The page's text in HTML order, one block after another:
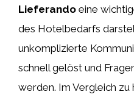
Lieferando eine
des Hotelbedarfs
unkomplizierte
schnell gelöst und
werden. Im Vergleich zu